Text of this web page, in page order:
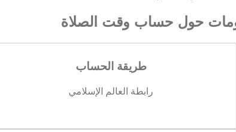
حول حساب وقت الصلاة
طريقة الحساب
رابطة العالم الإسلامي